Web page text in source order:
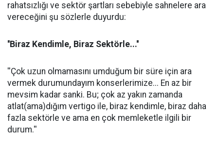
rahatsızlığı ve sektör şartları sebebiyle sahnelere ara
vereceğini şu sözlerle duyurdu:
''Biraz Kendimle, Biraz Sektörle...''
''Çok uzun olmamasını umduğum bir süre için ara
vermek durumundayım konserlerimize... En az bir
mevsim kadar sanki. Bu; çok az yakın zamanda
atlat(ama)dığım vertigo ile, biraz kendimle, biraz daha
fazla sektörle ve ama en çok memleketle ilgili bir
durum.''